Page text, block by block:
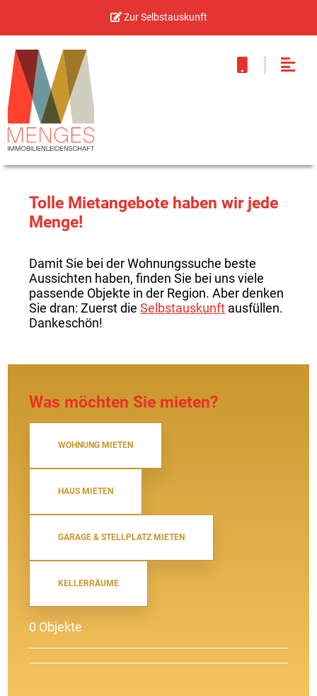
Zur Selbstauskunft
Tolle Mietangebote haben wir jede
Menge!
Damit Sie bei der Wohnungssuche beste
Aussichten haben, finden Sie bei uns viele
passende Objekte in der Region. Aber denken
Sie dran: Zuerst dieSelbstauskunft ausfüllen.
Dankeschön!
Was möchten Sie mieten?
WOHNUNG MIETEN
HAUS MIETEN
GARAGE & STELLPLATZ MIETEN
KELLERRÄUME
0 Objekte